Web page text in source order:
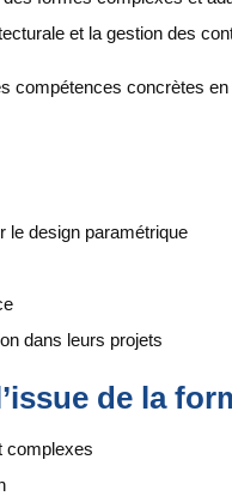
et la gestion des
compétences concrètes
le design paramétrique
dans leurs projets
de la
complexes